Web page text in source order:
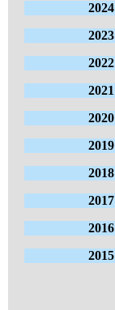
2024
2023
2022
2021
2020
2019
2018
2017
2016
2015